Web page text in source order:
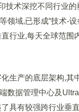
术深挖不同行业的
领域,已形成“技术-
行业,每天全球范围
产的底层架构,其
数据管理中心及
具有较强跨行业垂